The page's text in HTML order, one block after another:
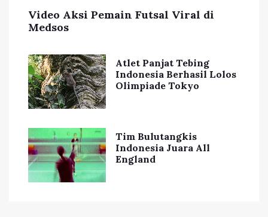
Video Aksi Pemain Futsal Viral di
Medsos
Atlet Panjat Tebing
Indonesia Berhasil Lolos
Olimpiade Tokyo
Tim Bulutangkis
Indonesia Juara All
England